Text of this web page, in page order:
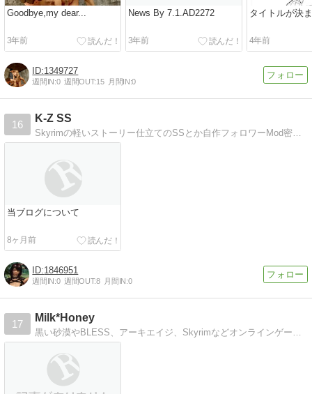
Goodbye,my dear...
3年前
News By 7.1.AD2272
3年前
タイトルが決
4年前
1349727
週間IN:0 週間OUT:15 月間IN:0
16
K-Z SS
Skyrimの軽いストーリー仕立てのSSとか自作フォロワーMod密かに公開中
当ブログについて
8ヶ月前
1846951
週間IN:0 週間OUT:8 月間IN:0
17
Milk*Honey
黒い砂漠やBLESS、アーキエイジ、Skyrimなどオンラインゲームのプレイ日記。SS多めです。海外のサーバーで遊ぶのも好きです。画像編集も練習中。